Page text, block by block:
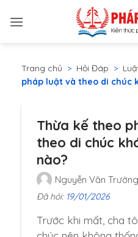
qua
Trang chủ > Hỏi Đáp >
pháp luật và theo di chúc
Thừa kế theo
theo di chúc
nào?
Nguyễn Văn Trường
Đã hỏi: 19/01/2026
Trước khi mất, cha